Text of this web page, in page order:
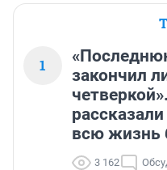
1
закончил
всю жизнь
3 162